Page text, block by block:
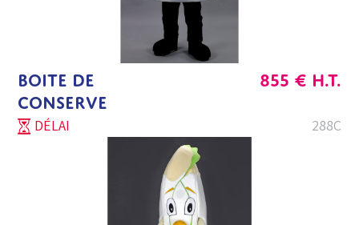
BOITE DE
CONSERVE
855 € H.T.
DÉLAI 288C